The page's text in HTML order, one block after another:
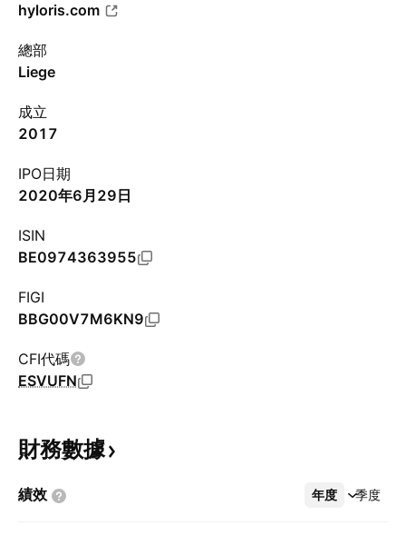
hyloris.com
總部
Liege
成立
2017
IPO日期
2020年6月29日
ISIN
BE0974363955
FIGI
BBG00V7M6KN9
CFI代碼
ESVUFN
財務數據
績效 年度 季度
更多